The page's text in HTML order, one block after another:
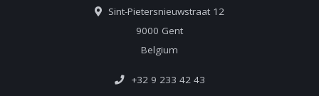
Sint-Pietersnieuwstraat 12
9000 Gent
Belgium
+32 9 233 42 43